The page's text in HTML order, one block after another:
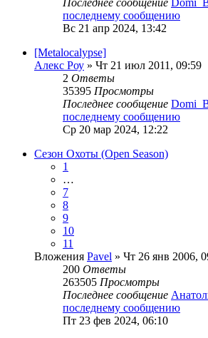
Последнее сообщение
последнему сообщению
Вс 21 апр 2024, 13:42
[Metalocalypse]
Алекс Роу » Чт 21 июл 2011, 09:59
2 Ответы
35395 Просмотры
Последнее сообщение
последнему сообщению
Ср 20 мар 2024, 12:22
Сезон Охоты (Open Season)
1
…
7
8
9
10
11
Вложения Pavel » Чт 26 янв 2006,
200 Ответы
263505 Просмотры
Последнее сообщение
последнему сообщению
Пт 23 фев 2024, 06:10